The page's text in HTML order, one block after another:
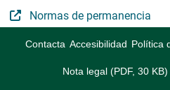
Normas de permanencia
Contacta Accesibilidad Política
Nota legal (PDF, 30 KB)